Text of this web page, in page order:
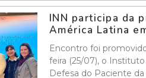
INN participa da
América Latina
Encontro foi
feira (25/07), o
Defesa do Paciente